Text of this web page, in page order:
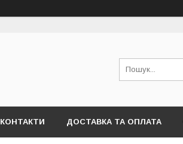
КОНТАКТИ ДОСТАВКА ТА ОПЛАТА